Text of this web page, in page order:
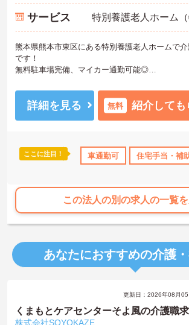
資格取得サポート ボーナス・賞与あり 社
サービス
熊本県熊本市東区にある特別養護老人ホームで
です！
無料駐車場完備、マイカー通勤可能◎
こちらの求人にご興味ある方には、面接対策ポイ
詳細をお話しいたしますのでお気軽にご相談く
詳細を見る 無料 紹介しても
ここに注目！ 車通勤可 住宅手当・補
この法人の別の求人の一覧
あなたにおすすめの介護
更新日：2026年08月
くまもとケアセンターそよ風の介護職
株式会社SOYOKAZE